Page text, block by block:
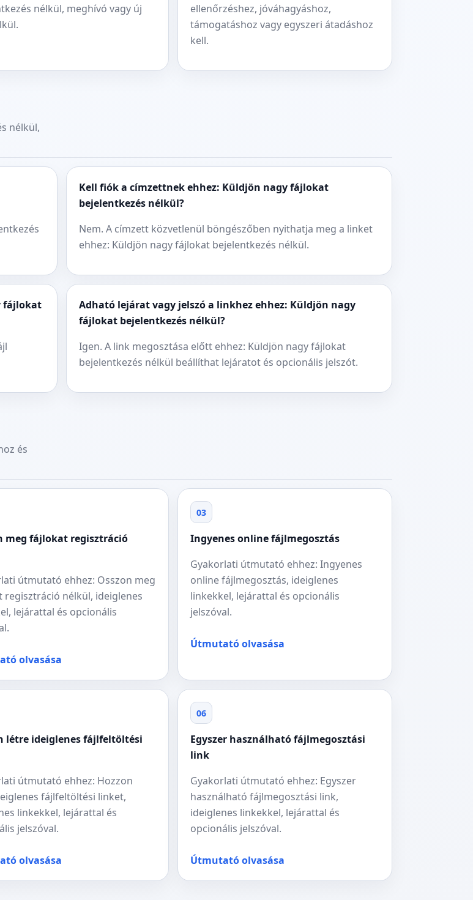
nélkül, meghívó vagy új
ellenőrzéshez, jóváhagyáshoz,
támogatáshoz vagy egyszeri átadáshoz
kell.
nélkül,
Kell fiók a címzettnek ehhez: Küldjön nagy fájlokat
bejelentkezés nélkül?
Nem. A címzett közvetlenül böngészőben nyithatja meg a linket
ehhez: Küldjön nagy fájlokat bejelentkezés nélkül.
fájlokat
Adható lejárat vagy jelszó a linkhez ehhez: Küldjön nagy
fájlokat bejelentkezés nélkül?
Igen. A link megosztása előtt ehhez: Küldjön nagy fájlokat
bejelentkezés nélkül beállíthat lejáratot és opcionális jelszót.
és
meg fájlokat regisztráció
útmutató ehhez: Osszon meg
regisztráció nélkül, ideiglenes
lejárattal és opcionális
olvasása
03
Ingyenes online fájlmegosztás
Gyakorlati útmutató ehhez: Ingyenes
online fájlmegosztás, ideiglenes
linkekkel, lejárattal és opcionális
jelszóval.
Útmutató olvasása
létre ideiglenes fájlfeltöltési
útmutató ehhez: Hozzon
fájlfeltöltési linket,
linkekkel, lejárattal és
jelszóval.
olvasása
06
Egyszer használható fájlmegosztási
link
Gyakorlati útmutató ehhez: Egyszer
használható fájlmegosztási link,
ideiglenes linkekkel, lejárattal és
opcionális jelszóval.
Útmutató olvasása